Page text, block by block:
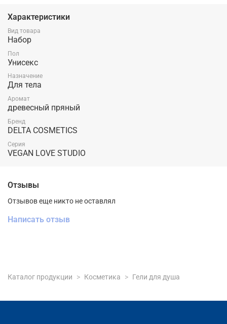
Характеристики
Вид товара
Набор
Пол
Унисекс
Назначение
Для тела
Аромат
древесный пряный
Бренд
DELTA COSMETICS
Серия
VEGAN LOVE STUDIO
Отзывы
Отзывов еще никто не оставлял
Написать отзыв
Каталог продукции Косметика Гели для душа